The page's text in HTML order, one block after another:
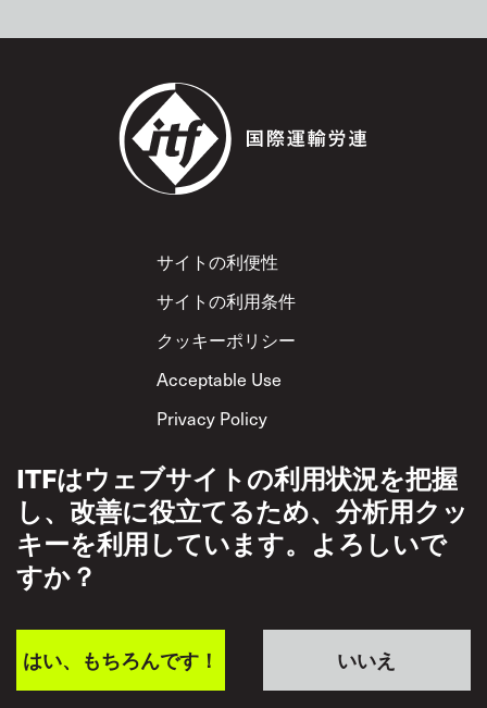
Footer
サイトの利便性
サイトの利用条件
クッキーポリシー
Acceptable Use
Privacy Policy
ITFはウェブサイトの利用状況を把握
し、改善に役立てるため、分析用クッ
キーを利用しています。よろしいで
すか？
いいえ
はい、もちろんです！